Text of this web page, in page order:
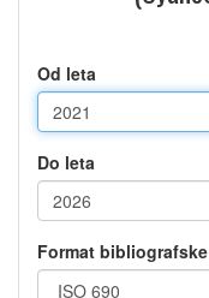
Od leta
Do leta
Format